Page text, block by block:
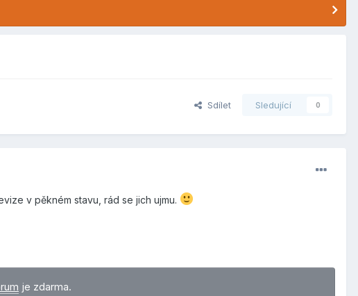
Sdílet Sledující 0
v pěkném stavu, rád se jich ujmu.
je zdarma.